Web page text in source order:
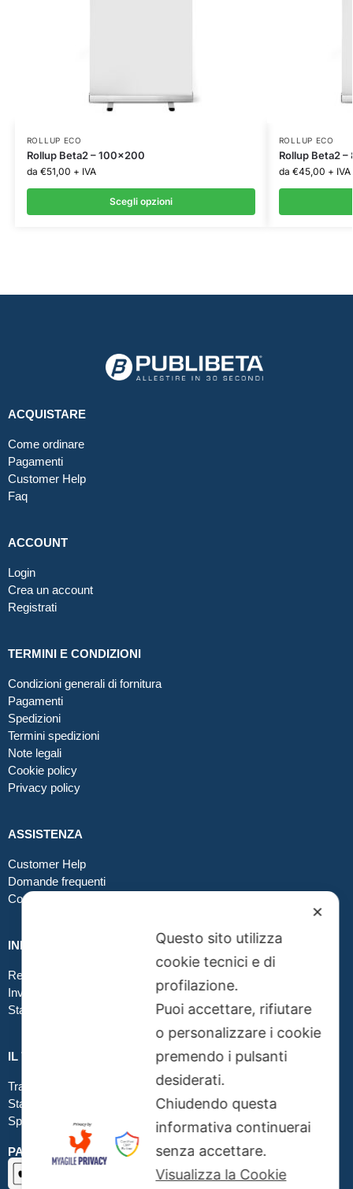
ROLLUP ECO
Rollup Beta2 – 100×200
da €51,00 + IVA
Scegli opzioni
ROLLUP ECO
Rollup Beta2
da €45,00 + IVA
ACQUISTARE
Come ordinare
Pagamenti
Customer Help
Faq
ACCOUNT
Login
Crea un account
Registrati
TERMINI E CONDIZIONI
Condizioni generali di fornitura
Pagamenti
Spedizioni
Termini spedizioni
Note legali
Cookie policy
Privacy policy
ASSISTENZA
Customer Help
Domande frequenti
Contatti
INFO GRAFICA
Realizzare file corretti
Inviare file grafici
Stampa in tessuto
IL TUO ORDINE
Traccia la tua spedizione
Stato del tuo ordine
Spedizioni
PAGAMENTI SICURI SSL
✕
Questo sito utilizza
cookie tecnici e di
profilazione.
Puoi accettare, rifiutare
o personalizzare i cookie
premendo i pulsanti
desiderati.
Chiudendo questa
informativa continuerai
senza accettare.
Visualizza la Cookie